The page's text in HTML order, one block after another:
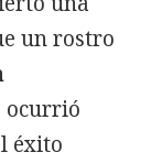
un rostro
ocurrió
éxito